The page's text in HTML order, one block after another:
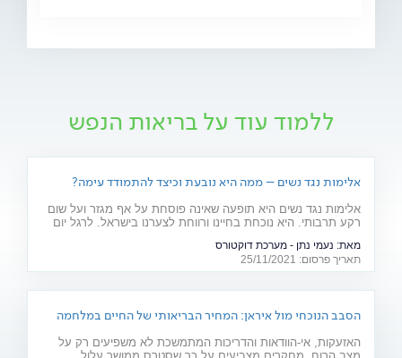
ללמוד עוד על בריאות הנפש
אלימות נגד נשים – ממה היא נובעת וכיצד להתמודד עימה?
אלימות נגד נשים היא תופעה שאינה פוסחת על אף מגזר ועל שום
רקע תרבותי. היא נוכחת בחיינו ורווחת לצערנו בישראל. לרגל יום
מרצה באוניברסיטת בר אילן ומחבר הספר "גברים מדברים
אלימות", מסביר את הגורמים לה
מאת: נעמי נתן - מערכת דוקטורס
תאריך פרסום: 25/11/2021
הסבב הנוכחי מול איראן: המחיר הבריאותי של החיים במלחמה
האזעקות, אי-הוודאות והדריכות המתמשכת לא משפיעים רק על